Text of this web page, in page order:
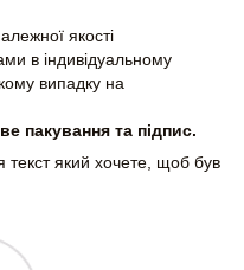
якості
в індивідуальному
випадку на
пакування та підпис.
текст який хочете, щоб був